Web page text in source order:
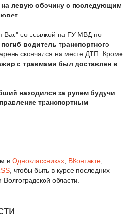
левую обочину с последующим
Вас" со ссылкой на ГУ МВД по
погиб водитель транспортного
скончался на месте ДТП. Кроме
с травмами был доставлен в
находился за рулем будучи
транспортным
в Одноклассниках ВКонтакте
, чтобы быть в курсе последних
области.